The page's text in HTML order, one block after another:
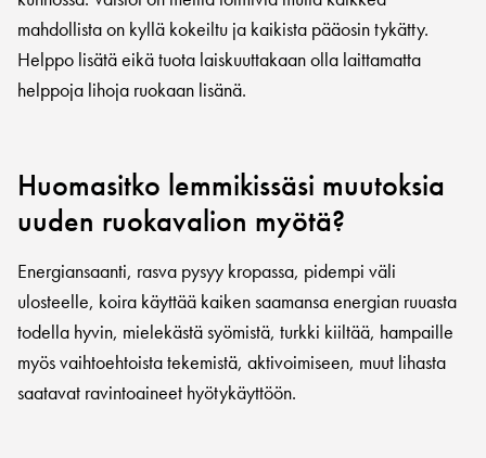
mahdollista on kyllä kokeiltu ja kaikista pääosin tykätty.
Helppo lisätä eikä tuota laiskuuttakaan olla laittamatta
helppoja lihoja ruokaan lisänä.
Huomasitko lemmikissäsi muutoksia
uuden ruokavalion myötä?
Energiansaanti, rasva pysyy kropassa, pidempi väli
ulosteelle, koira käyttää kaiken saamansa energian ruuasta
todella hyvin, mielekästä syömistä, turkki kiiltää, hampaille
myös vaihtoehtoista tekemistä, aktivoimiseen, muut lihasta
saatavat ravintoaineet hyötykäyttöön.